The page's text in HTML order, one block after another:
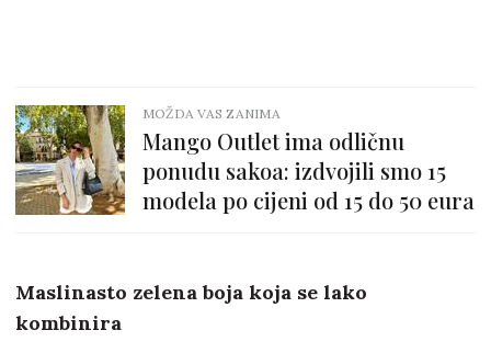
MOŽDA VAS ZANIMA
Mango Outlet ima odličnu
ponudu sakoa: izdvojili smo 15
modela po cijeni od 15 do 50 eura
Maslinasto zelena boja koja se lako
kombinira